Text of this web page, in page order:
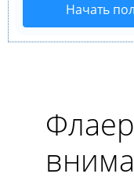
Начать